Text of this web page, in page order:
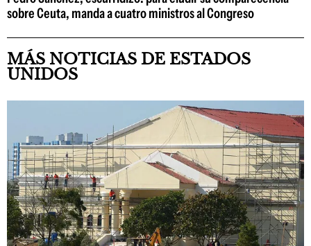
sobre Ceuta, manda a cuatro ministros al Congreso
MÁS NOTICIAS DE ESTADOS
UNIDOS